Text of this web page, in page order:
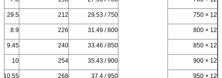
12 × 750
750 / 29.53
212
29.5
12 × 800
800 / 31.49
226
8.9
12 × 850
850 / 33.46
240
9.45
12 × 900
900 / 35.43
254
10
12 × 950
950 / 37.4
268
10.55